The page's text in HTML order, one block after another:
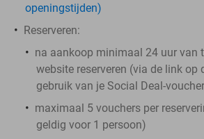
openingstijden)
Reserveren:
na aankoop minimaal 24 uur van
website reserveren (via de link op
gebruik van je Social Deal-
maximaal 5 vouchers per
geldig voor 1 persoon)